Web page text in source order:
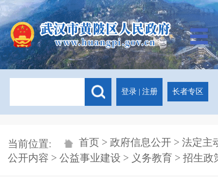
登录 | 注册 长者专区
当前位置: 首页 > 政府信息公开 > 法定主
公开内容 > 公益事业建设 > 义务教育 > 招生政